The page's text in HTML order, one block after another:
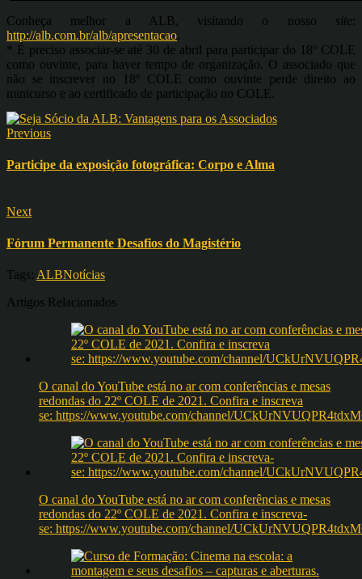
Conheça melhor a ALB, visitando o nosso site:
http://alb.com.br/alb/apresentacao.
* É preciso associar-se até 30 de abril para participar do 18º COLE
como ouvinte, para haver tempo de organização. O associado que
não se inscrever no 18º COLE como ouvinte perde direito ao
minicurso e ao certificado de participação no COLE.
Previous
Participe da exposição fotográfica: Corpo e Alma
Next
Fórum Permanente Desafios do Magistério
Tags: ALBNotícias
Artigos Relacionados
O canal do YouTube está no ar com conferências e mesas
redondas do 22º COLE de 2021. Confira e inscreva
se: https://www.youtube.com/channel/
O canal do YouTube está no ar com conferências e mesas
redondas do 22º COLE de 2021. Confira e inscreva-
se: https://www.youtube.com/channel/